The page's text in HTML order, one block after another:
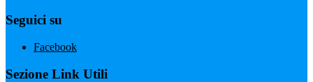
Seguici su
Facebook
Sezione Link Utili